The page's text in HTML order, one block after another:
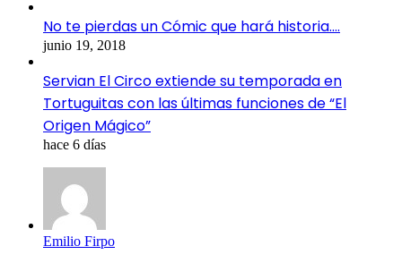
No te pierdas un Cómic que hará historia….
junio 19, 2018
Servian El Circo extiende su temporada en
Tortuguitas con las últimas funciones de “El
Origen Mágico”
hace 6 días
Emilio Firpo